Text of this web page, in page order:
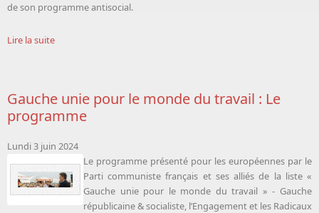
de son programme antisocial.
Lire la suite
Gauche unie pour le monde du travail : Le
programme
Lundi 3 juin 2024
Le programme présenté pour les européennes par le
Parti communiste français et ses alliés de la liste «
Gauche unie pour le monde du travail » - Gauche
républicaine & socialiste, l’Engagement et les Radicaux